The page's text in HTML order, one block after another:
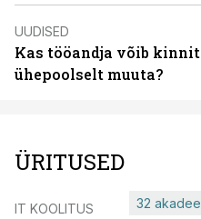
UUDISED
Kas tööandja võib
ühepoolselt muuta?
ÜRITUSED
IT KOOLITUS 32